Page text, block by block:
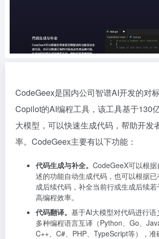
CodeGeex是国内公司智谱AI开发的对
Copilot的AI编程工具，该工具基于130
大模型，可以快速生成代码，帮助开发
率。CodeGeex主要有以下功能：
代码生成与补全。 CodeGeeX可以根
述的功能自动生成代码，也可以根据
成后续代码，补全当前行或生成后续
高编程效率。
代码翻译。 基于AI大模型对代码进行
多种编程语言互译（Python、Go、
C++、C#、PHP、TypeScript等），准